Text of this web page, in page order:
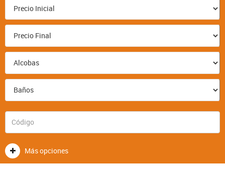
Más opciones